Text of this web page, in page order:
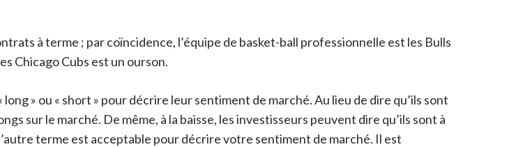
à terme ; par coïncidence, l’équipe de basket-ball professionnelle est les Bulls
Chicago Cubs est un ourson.
» ou « short » pour décrire leur sentiment de marché. Au lieu de dire qu’ils sont
sur le marché. De même, à la baisse, les investisseurs peuvent dire qu’ils sont à
terme est acceptable pour décrire votre sentiment de marché. Il est